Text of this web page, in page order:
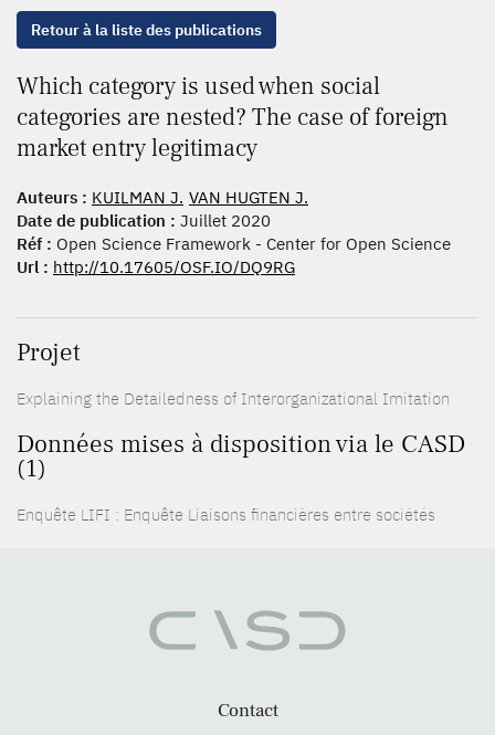
Retour à la liste des publications
Which category is used when social
categories are nested? The case of foreign
market entry legitimacy
Auteurs : KUILMAN J. VAN HUGTEN J.
Date de publication : Juillet 2020
Réf : Open Science Framework - Center for Open Science
Url : http://10.17605/OSF.IO/DQ9RG
Projet
Explaining the Detailedness of Interorganizational Imitation
Données mises à disposition via le CASD
(1)
Enquête LIFI : Enquête Liaisons financières entre sociétés
Contact